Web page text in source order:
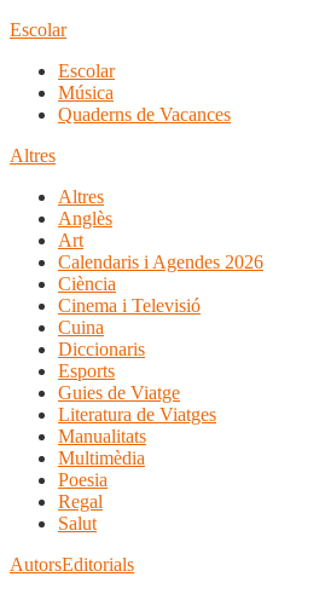
Escolar
Escolar
Música
Quaderns de Vacances
Altres
Altres
Anglès
Art
Calendaris i Agendes 2026
Ciència
Cinema i Televisió
Cuina
Diccionaris
Esports
Guies de Viatge
Literatura de Viatges
Manualitats
Multimèdia
Poesia
Regal
Salut
AutorsEditorials